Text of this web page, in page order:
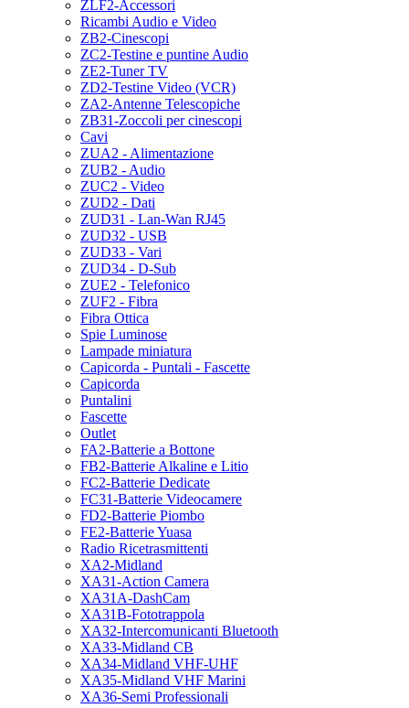
ZLF2-Accessori
Ricambi Audio e Video
ZB2-Cinescopi
ZC2-Testine e puntine Audio
ZE2-Tuner TV
ZD2-Testine Video (VCR)
ZA2-Antenne Telescopiche
ZB31-Zoccoli per cinescopi
Cavi
ZUA2 - Alimentazione
ZUB2 - Audio
ZUC2 - Video
ZUD2 - Dati
ZUD31 - Lan-Wan RJ45
ZUD32 - USB
ZUD33 - Vari
ZUD34 - D-Sub
ZUE2 - Telefonico
ZUF2 - Fibra
Fibra Ottica
Spie Luminose
Lampade miniatura
Capicorda - Puntali - Fascette
Capicorda
Puntalini
Fascette
Outlet
FA2-Batterie a Bottone
FB2-Batterie Alkaline e Litio
FC2-Batterie Dedicate
FC31-Batterie Videocamere
FD2-Batterie Piombo
FE2-Batterie Yuasa
Radio Ricetrasmittenti
XA2-Midland
XA31-Action Camera
XA31A-DashCam
XA31B-Fototrappola
XA32-Intercomunicanti Bluetooth
XA33-Midland CB
XA34-Midland VHF-UHF
XA35-Midland VHF Marini
XA36-Semi Professionali